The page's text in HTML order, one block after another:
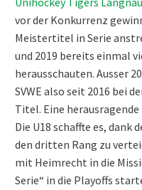
vor der Konkurrenz
Meistertitel in Serie
und 2019 bereits einmal
herausschauten. Ausser
SVWE also seit 2016 bei
Titel. Eine herausragende
Die U18 schaffte es, dank
den dritten Rang zu
mit Heimrecht in die
Serie“ in die Playoffs